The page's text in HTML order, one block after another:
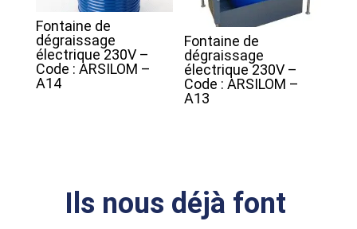
Fontaine de
dégraissage
électrique 230V –
Code : ARSILOM –
A14
Fontaine de
dégraissage
électrique 230V –
Code : ARSILOM –
A13
Ils nous déjà font